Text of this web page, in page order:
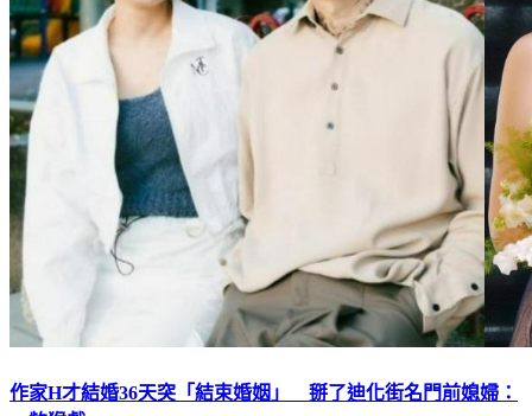
作家H才結婚36天突「結束婚姻」 掰了迪化街名門前媳婦：